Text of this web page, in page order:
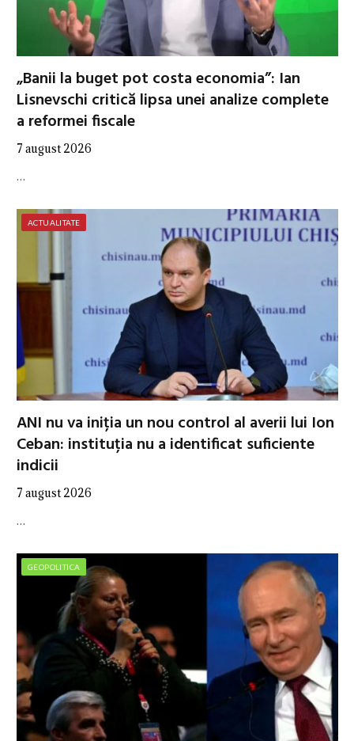
„Banii la buget pot costa economia”: Ian
Lisnevschi critică lipsa unei analize complete
a reformei fiscale
7 august 2026
…
ACTUALITATE
ANI nu va iniția un nou control al averii lui Ion
Ceban: instituția nu a identificat suficiente
indicii
7 august 2026
…
GEOPOLITICA